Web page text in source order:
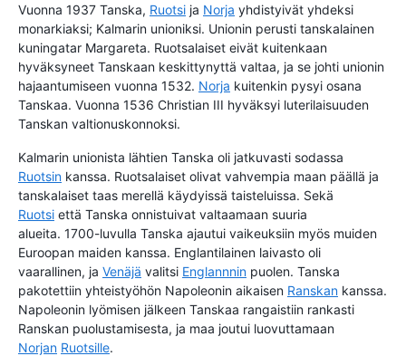
Vuonna 1937 Tanska, Ruotsi ja Norja yhdistyivät yhdeksi
monarkiaksi; Kalmarin unioniksi. Unionin perusti tanskalainen
kuningatar Margareta. Ruotsalaiset eivät kuitenkaan
hyväksyneet Tanskaan keskittynyttä valtaa, ja se johti unionin
hajaantumiseen vuonna 1532. Norja kuitenkin pysyi osana
Tanskaa. Vuonna 1536 Christian III hyväksyi luterilaisuuden
Tanskan valtionuskonnoksi.
Kalmarin unionista lähtien Tanska oli jatkuvasti sodassa
Ruotsin kanssa. Ruotsalaiset olivat vahvempia maan päällä ja
tanskalaiset taas merellä käydyissä taisteluissa. Sekä
Ruotsi että Tanska onnistuivat valtaamaan suuria
alueita. 1700-luvulla Tanska ajautui vaikeuksiin myös muiden
Euroopan maiden kanssa. Englantilainen laivasto oli
vaarallinen, ja Venäjä valitsi Englannnin puolen. Tanska
pakotettiin yhteistyöhön Napoleonin aikaisen Ranskan kanssa.
Napoleonin lyömisen jälkeen Tanskaa rangaistiin rankasti
Ranskan puolustamisesta, ja maa joutui luovuttamaan
Norjan Ruotsille.